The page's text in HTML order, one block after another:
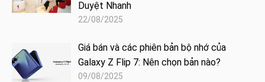
Duyệt Nhanh
22/08/2025
Giá bán và các phiên bản bộ nhớ của
Galaxy Z Flip 7: Nên chọn bản nào?
09/08/2025